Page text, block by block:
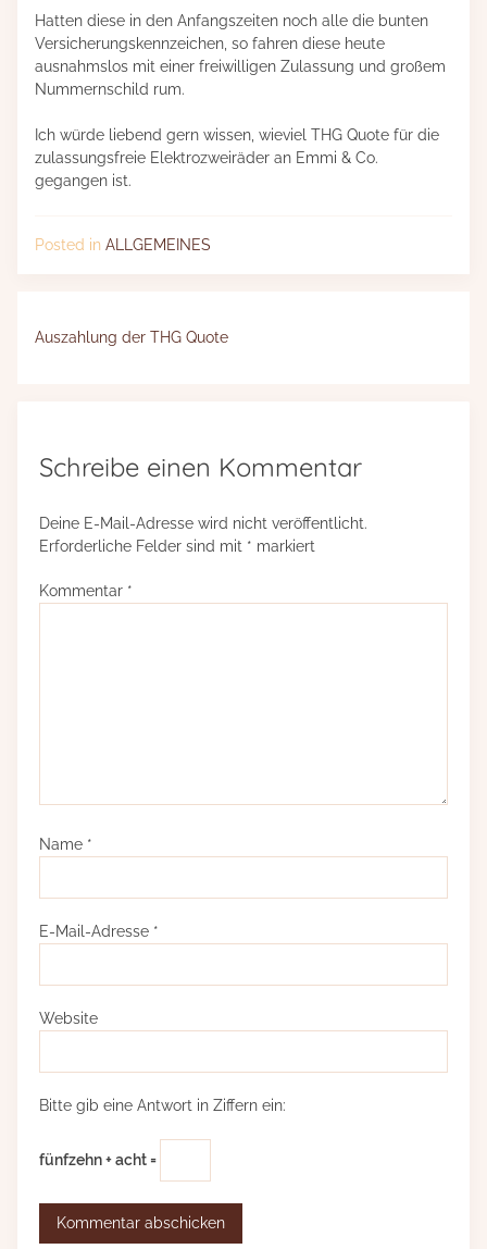
Hatten diese in den Anfangszeiten noch alle die bunten
Versicherungskennzeichen, so fahren diese heute
ausnahmslos mit einer freiwilligen Zulassung und großem
Nummernschild rum.
Ich würde liebend gern wissen, wieviel THG Quote für die
zulassungsfreie Elektrozweiräder an Emmi & Co.
gegangen ist.
Posted in ALLGEMEINES
Beitragsnavigation
Auszahlung der THG Quote
Schreibe einen Kommentar
Deine E-Mail-Adresse wird nicht veröffentlicht.
Erforderliche Felder sind mit * markiert
Kommentar *
Name *
E-Mail-Adresse *
Website
Bitte gib eine Antwort in Ziffern ein:
fünfzehn + acht =